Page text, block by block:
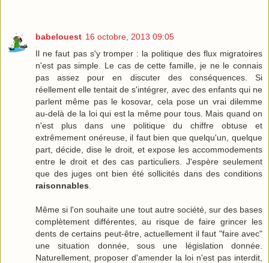
babelouest 16 octobre, 2013 09:05
Il ne faut pas s'y tromper : la politique des flux migratoires
n'est pas simple. Le cas de cette famille, je ne le connais
pas assez pour en discuter des conséquences. Si
réellement elle tentait de s'intégrer, avec des enfants qui ne
parlent même pas le kosovar, cela pose un vrai dilemme
au-delà de la loi qui est la même pour tous. Mais quand on
n'est plus dans une politique du chiffre obtuse et
extrêmement onéreuse, il faut bien que quelqu'un, quelque
part, décide, dise le droit, et expose les accommodements
entre le droit et des cas particuliers. J'espère seulement
que des juges ont bien été sollicités dans des conditions
raisonnables
Même si l'on souhaite une tout autre société, sur des bases
complètement différentes, au risque de faire grincer les
dents de certains peut-être, actuellement il faut "faire avec"
une situation donnée, sous une législation donnée.
Naturellement, proposer d'amender la loi n'est pas interdit,